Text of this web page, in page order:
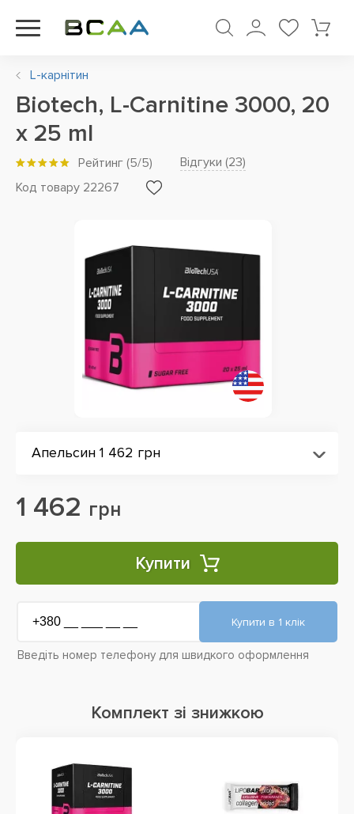
L-карнітин
Biotech, L-Carnitine 3000, 20
x 25 ml
Рейтинг (5/5) Відгуки (23)
Код товару 22267
Апельсин 1 462 грн
1 462 грн
Купити
Введіть номер телефону для швидкого оформлення
Комплект зі знижкою